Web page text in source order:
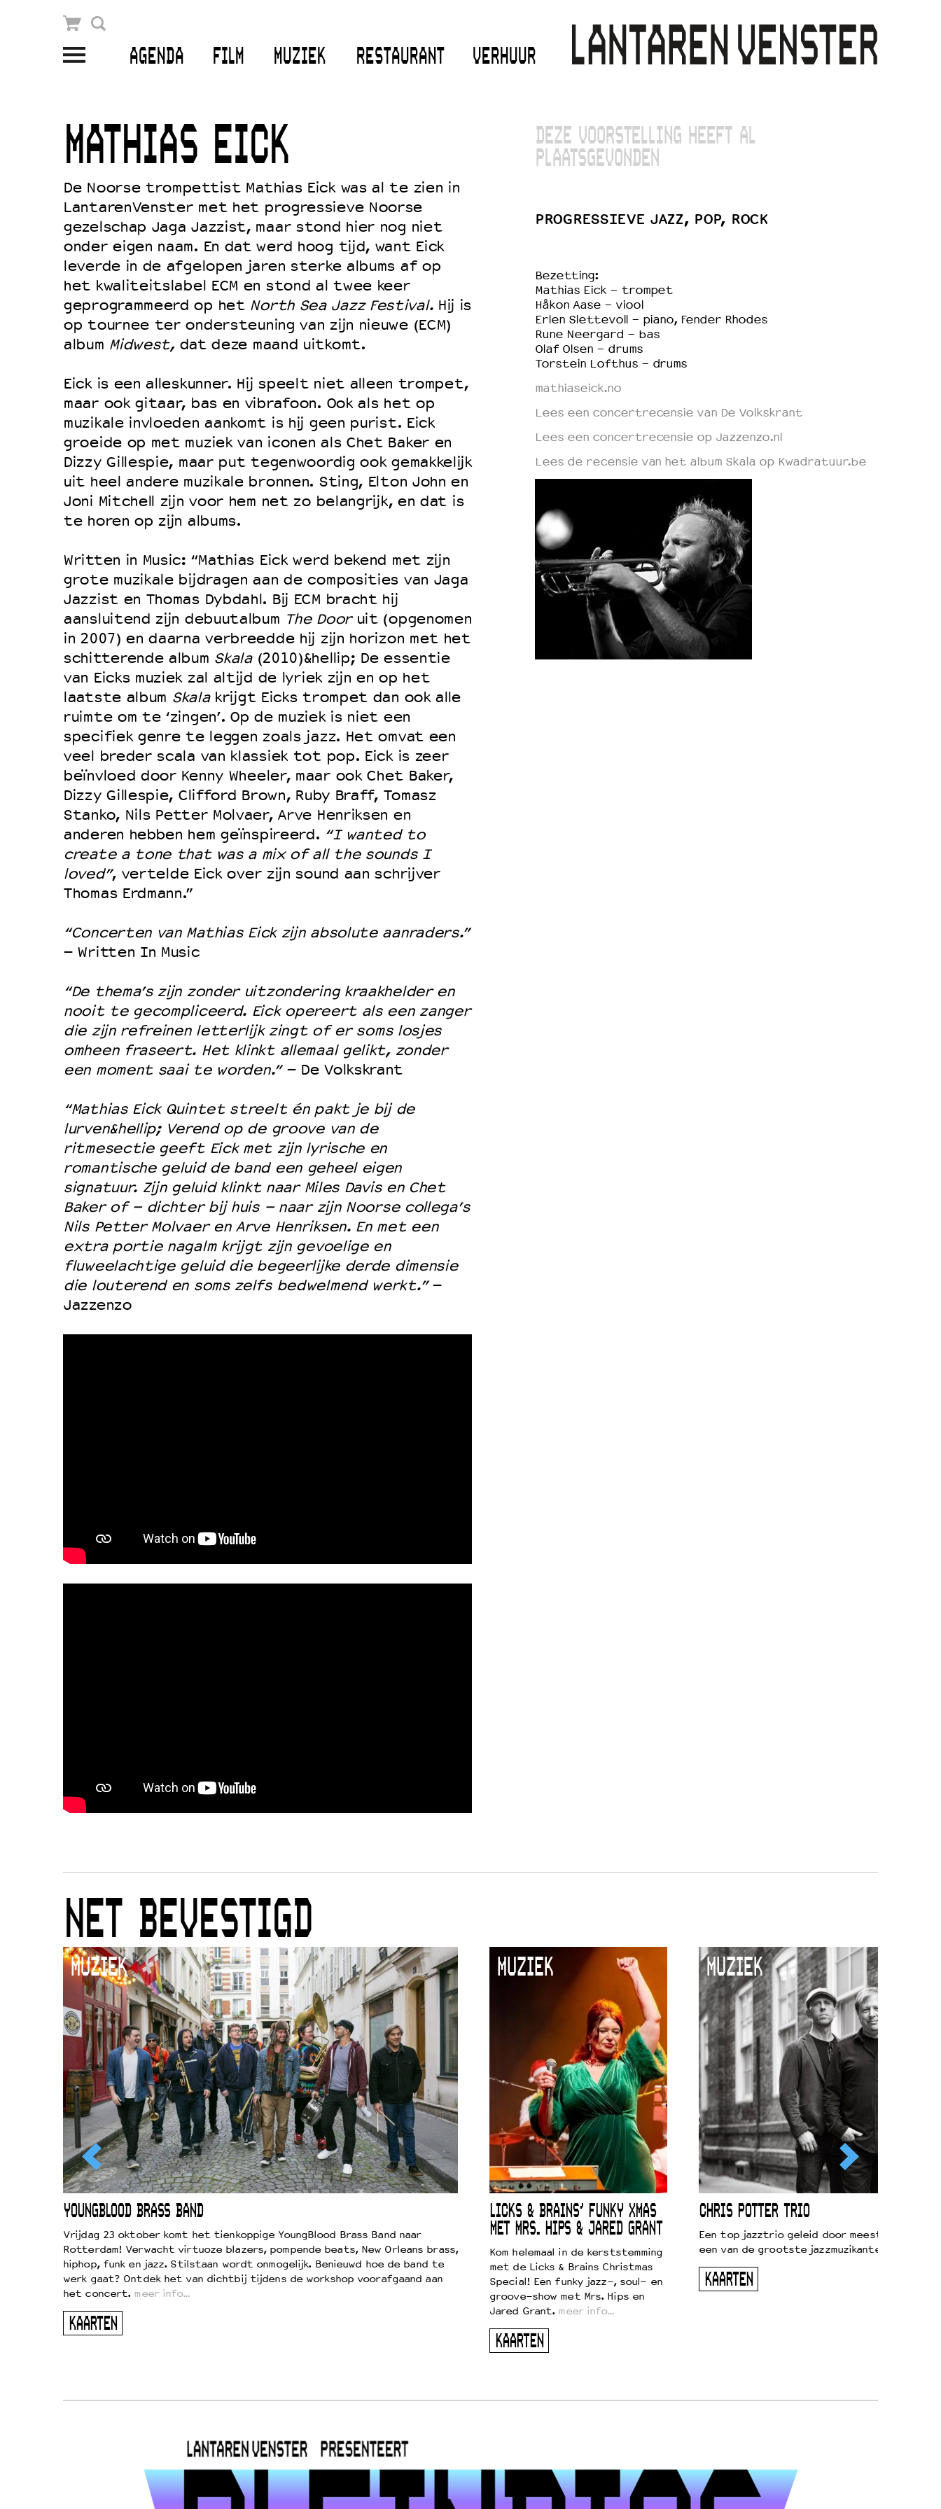
AGENDA FILM MUZIEK RESTAURANT VERHUUR
Winkelmandje
Openingstijden & contact
Bereikbaarheid
EDUCATIE
Schoolvoorstellingen
Filmprogramma’s Primair Onderwijs
Filmprogramma’s VO/MBO
Speciale educatieprogramma’s
OVER LANTARENVENSTER
Wat we doen
Werken bij
Wie is wie
Word vriend
Historie
Huisregels
Privacyverklaring
Integriteits- en gedragscode
Duurzaamheid
Culturele boycot Israël
Ruimte voor artistieke vrijheid – VNPF
MATHIAS EICK
De Noorse trompettist Mathias Eick was al te zien in
LantarenVenster met het progressieve Noorse
gezelschap Jaga Jazzist, maar stond hier nog niet
onder eigen naam. En dat werd hoog tijd, want Eick
leverde in de afgelopen jaren sterke albums af op
het kwaliteitslabel ECM en stond al twee keer
geprogrammeerd op het North Sea Jazz Festival.Hij is
op tournee ter ondersteuning van zijn nieuwe (ECM)
album Midwest,dat deze maand uitkomt.
Eick is een alleskunner. Hij speelt niet alleen trompet,
maar ook gitaar, bas en vibrafoon. Ook als het op
muzikale invloeden aankomt is hij geen purist. Eick
groeide op met muziek van iconen als Chet Baker en
Dizzy Gillespie, maar put tegenwoordig ook gemakkelijk
uit heel andere muzikale bronnen. Sting, Elton John en
Joni Mitchell zijn voor hem net zo belangrijk, en dat is
te horen op zijn albums.
Written in Music: “Mathias Eick werd bekend met zijn
grote muzikale bijdragen aan de composities van Jaga
Jazzist en Thomas Dybdahl. Bij ECM bracht hij
aansluitend zijn debuutalbum The Dooruit (opgenomen
in 2007) en daarna verbreedde hij zijn horizon met het
schitterende album Skala(2010)&hellip; De essentie
van Eicks muziek zal altijd de lyriek zijn en op het
laatste album Skalakrijgt Eicks trompet dan ook alle
ruimte om te ‘zingen’. Op de muziek is niet een
specifiek genre te leggen zoals jazz. Het omvat een
veel breder scala van klassiek tot pop. Eick is zeer
beïnvloed door Kenny Wheeler, maar ook Chet Baker,
Dizzy Gillespie, Clifford Brown, Ruby Braff, Tomasz
Stanko, Nils Petter Molvaer, Arve Henriksen en
anderen hebben hem geïnspireerd. “I wanted to
create a tone that was a mix of all the sounds I
loved”, vertelde Eick over zijn sound aan schrijver
Thomas Erdmann.”
“Concerten van Mathias Eick zijn absolute aanraders.”
– Written In Music
“De thema’s zijn zonder uitzondering kraakhelder en
nooit te gecompliceerd. Eick opereert als een zanger
die zijn refreinen letterlijk zingt of er soms losjes
omheen fraseert. Het klinkt allemaal gelikt, zonder
een moment saai te worden.”– De Volkskrant
“Mathias Eick Quintet streelt én pakt je bij de
lurven&hellip; Verend op de groove van de
ritmesectie geeft Eick met zijn lyrische en
romantische geluid de band een geheel eigen
signatuur. Zijn geluid klinkt naar Miles Davis en Chet
Baker of – dichter bij huis – naar zijn Noorse collega’s
Nils Petter Molvaer en Arve Henriksen. En met een
extra portie nagalm krijgt zijn gevoelige en
fluweelachtige geluid die begeerlijke derde dimensie
die louterend en soms zelfs bedwelmend werkt.”–
Jazzenzo
DEZE VOORSTELLING HEEFT AL
PLAATSGEVONDEN
PROGRESSIEVE JAZZ, POP, ROCK
Bezetting:
Mathias Eick - trompet
Håkon Aase - viool
Erlen Slettevoll - piano, Fender Rhodes
Rune Neergard - bas
Olaf Olsen - drums
Torstein Lofthus - drums
mathiaseick.no
Lees een concertrecensie van De Volkskrant
Lees een concertrecensie op Jazzenzo.nl
Lees de recensie van het album Skala op Kwadratuur.be
NET BEVESTIGD
MUZIEK
YOUNGBLOOD BRASS BAND
Vrijdag 23 oktober komt het tienkoppige YoungBlood Brass Band naar
Rotterdam! Verwacht virtuoze blazers, pompende beats, New Orleans brass,
hiphop, funk en jazz. Stilstaan wordt onmogelijk. Benieuwd hoe de band te
werk gaat? Ontdek het van dichtbij tijdens de workshop voorafgaand aan
het concert. meer info…
KAARTEN
MUZIEK
LICKS & BRAINS’ FUNKY XMAS
MET MRS. HIPS & JARED GRANT
Kom helemaal in de kerststemming
met de Licks & Brains Christmas
Special! Een funky jazz-, soul- en
groove-show met Mrs. Hips en
Jared Grant. meer info…
KAARTEN
MUZIEK
CHRIS POTTER TRIO
Een top jazztrio geleid door
een van de grootste jazzmuzikanten van zijn
KAARTEN